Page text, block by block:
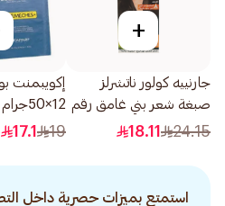
+
جارنييه كولور ناتشرلز
صبغة شعر بني غامق رقم
3 1قطعة
24.15
18.11
إكويبمنت
12×50جرام
19
17.1
استمتع بميزات حصرية داخل